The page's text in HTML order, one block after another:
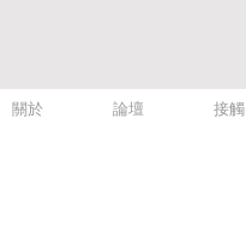
關於 論壇 接觸